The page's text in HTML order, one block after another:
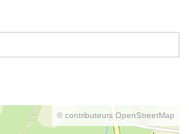
© contributeurs OpenStreetMap